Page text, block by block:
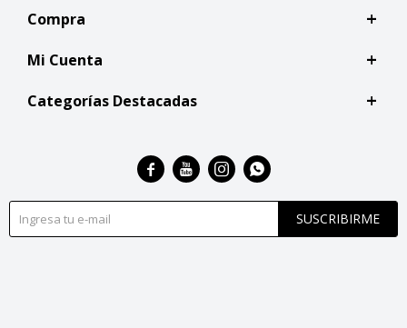
Compra
Mi Cuenta
Categorías Destacadas
SUSCRIBIRME
   